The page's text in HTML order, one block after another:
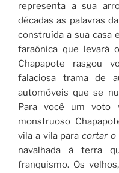
representa a sua
décadas as palavras
construída a sua casa
faraónica que levará
Chapapote rasgou
falaciosa trama de
automóveis que se
Para você um voto
monstruoso
vila a vila paracortar o
navalhada à terra
franquismo. Os